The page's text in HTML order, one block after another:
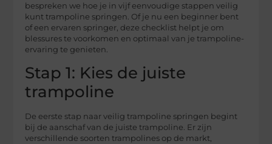
bespreken we hoe je in vijf eenvoudige stappen veilig
kunt trampoline springen. Of je nu een beginner bent
of een ervaren springer, deze checklist helpt je om
blessures te voorkomen en optimaal van je trampoline-
ervaring te genieten.
Stap 1: Kies de juiste
trampoline
De eerste stap naar veilig trampoline springen begint
bij de aanschaf van de juiste trampoline. Er zijn
verschillende soorten trampolines op de markt,